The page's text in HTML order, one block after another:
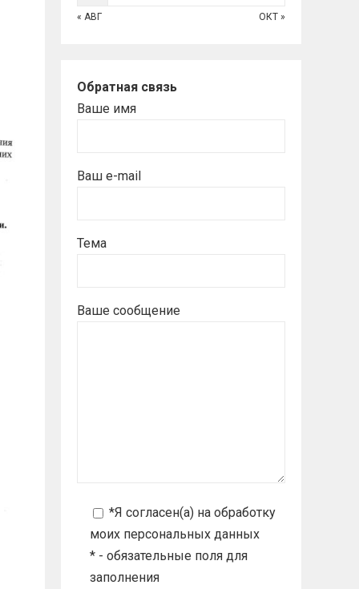
« АВГ ОКТ »
Обратная связь
Ваше имя
Ваш e-mail
Тема
Ваше сообщение
*Я согласен(а) на обработку
моих персональных данных
* - обязательные поля для
заполнения